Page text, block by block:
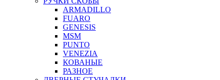
ARMADILLO
FUARO
GENESIS
MSM
PUNTO
VENEZIA
КОВАНЫЕ
РАЗНОЕ